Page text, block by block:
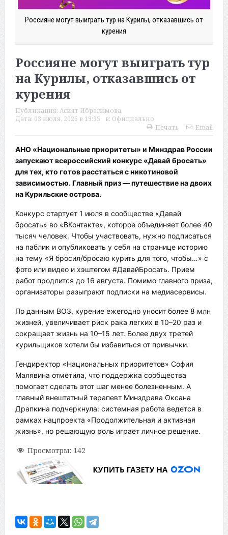
Россияне могут выиграть тур на Курилы, отказавшись от
курения
Россияне могут выиграть тур
на Курилы, отказавшись от
курения
Публикация: Асият Ибрагимова
Дата: 03 июля, 2026 в 19:35 в: Официально
Печать
Email
АНО «Национальные приоритеты» и Минздрав России
запускают всероссийский конкурс «Давай бросать»
для тех, кто готов расстаться с никотиновой
зависимостью. Главный приз — путешествие на двоих
на Курильские острова.
Конкурс стартует 1 июля в сообществе «Давай
бросать» во «ВКонтакте», которое объединяет более 40
тысяч человек. Чтобы участвовать, нужно подписаться
на паблик и опубликовать у себя на странице историю
на тему «Я бросил/бросаю курить для того, чтобы…» с
фото или видео и хэштегом #ДавайБросать. Прием
работ продлится до 16 августа. Помимо главного приза,
организаторы разыграют подписки на медиасервисы.
По данным ВОЗ, курение ежегодно уносит более 8 млн
жизней, увеличивает риск рака легких в 10–20 раз и
сокращает жизнь на 10–15 лет. Более двух третей
курильщиков хотели бы избавиться от привычки.
Гендиректор «Национальных приоритетов» София
Малявина отметила, что поддержка сообщества
помогает сделать этот шаг менее болезненным. А
главный внештатный терапевт Минздрава Оксана
Драпкина подчеркнула: системная работа ведется в
рамках нацпроекта «Продолжительная и активная
жизнь», но решающую роль играет личное решение.
Просмотры: 142